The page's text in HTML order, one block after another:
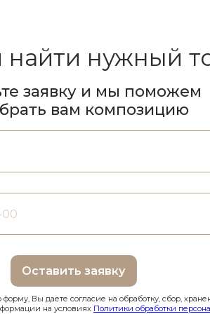
Оставить заявку
найти нужный
заявку и мы поможем
вам композицию
Вы даете согласие на обработку, сбор,
на условиях Политики обработки